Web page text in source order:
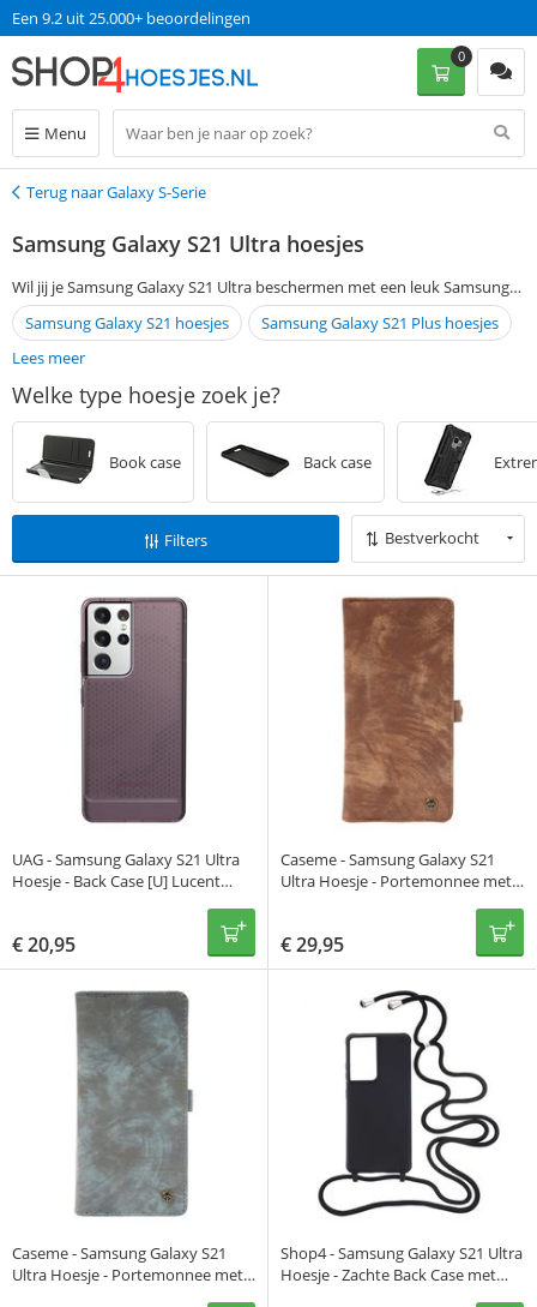
Op werkdagen voor 13:00 uur besteld, morgen in huis!
Een 9.2 uit 25.000+ beoordelingen
Menu
0
Terug
Terug naar Galaxy S-Serie
Samsung Galaxy S21 Ultra hoesjes
Wil jij je Samsung Galaxy S21 Ultra beschermen met een leuk Samsung
Galaxy S21 Ultra hoesje? Je kunt je voorkeuren aangeven via de
filtermogelijkheden aan de linkerkant van de pagina en vind gemakkelijk
een passende Samsung Galaxy S21 Ultra cover. Als je op werkdagen
voor 13:00 een bestelling plaatst, wordt je Samsung Galaxy S21 Ultra
case de volgende dag al zonder verzendkosten bezorgd.
Samsung Galaxy S21 hoesjes
Samsung Galaxy S21 Plus hoesjes
Lees meer
Welke type hoesje zoek je?
Book case Back case
Filters Bestverkocht
UAG - Samsung Galaxy S21 Ultra
Hoesje - Back Case [U] Lucent
€20,95
Caseme - Samsung Galaxy S21
Ultra Hoesje - Portemonnee met
€29,95
Caseme - Samsung Galaxy S21
Ultra Hoesje - Portemonnee met
Shop4 - Samsung Galaxy S21 Ultra
Hoesje - Zachte Back Case met